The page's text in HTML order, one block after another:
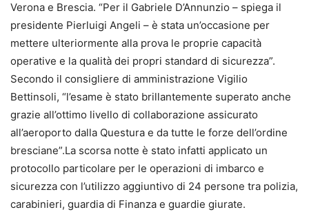
Verona e Brescia. “Per il Gabriele D’Annunzio – spiega il
presidente Pierluigi Angeli – è stata un’occasione per
mettere ulteriormente alla prova le proprie capacità
operative e la qualità dei propri standard di sicurezza”.
Secondo il consigliere di amministrazione Vigilio
Bettinsoli, “l’esame è stato brillantemente superato anche
grazie all’ottimo livello di collaborazione assicurato
all’aeroporto dalla Questura e da tutte le forze dell’ordine
bresciane”.La scorsa notte è stato infatti applicato un
protocollo particolare per le operazioni di imbarco e
sicurezza con l’utilizzo aggiuntivo di 24 persone tra polizia,
carabinieri, guardia di Finanza e guardie giurate.